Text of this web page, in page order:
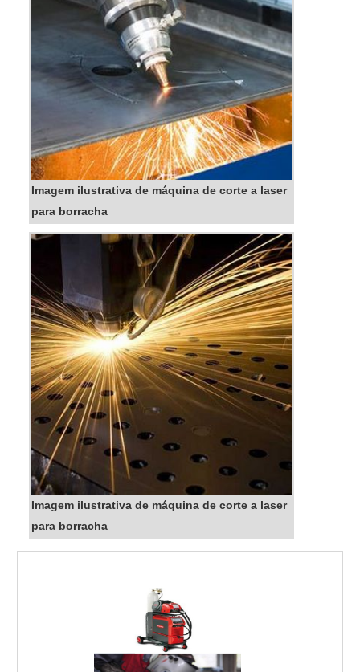
Imagem ilustrativa de máquina de corte a laser
para borracha
Imagem ilustrativa de máquina de corte a laser
para borracha